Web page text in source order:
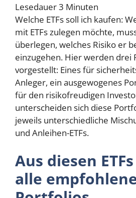
Lesedauer3 Minuten
Welche ETFs soll ich kaufen:
mit ETFs zulegen möchte,
überlegen, welches Risiko er
einzugehen. Hier werden drei
vorgestellt: Eines für
Anleger, ein ausgewogenes
für den risikofreudigen
unterscheiden sich diese
jeweils unterschiedliche
und Anleihen-ETFs.
Aus diesen
alle